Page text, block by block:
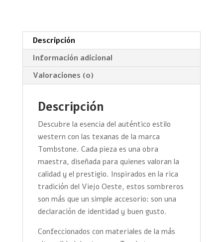
Descripción
Información adicional
Valoraciones (0)
Descripción
Descubre la esencia del auténtico estilo
western con las texanas de la marca
Tombstone. Cada pieza es una obra
maestra, diseñada para quienes valoran la
calidad y el prestigio. Inspirados en la rica
tradición del Viejo Oeste, estos sombreros
son más que un simple accesorio: son una
declaración de identidad y buen gusto.
Confeccionados con materiales de la más